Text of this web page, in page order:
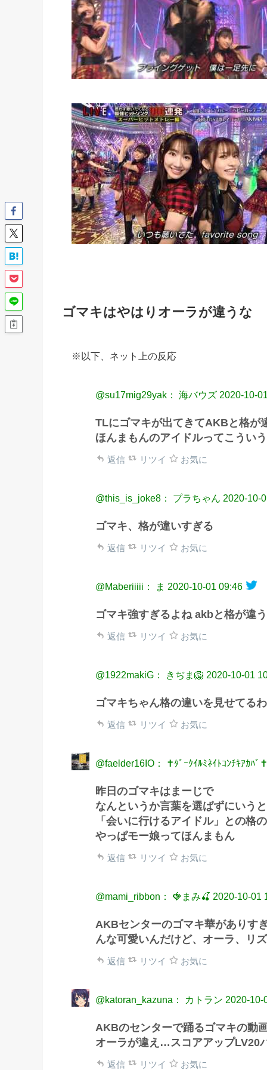
ゴマキはやはりオーラが違うな
※以下、ネット上の反応
@su17mig29yak： 海バウズ 2020-10-
TLにゴマキが出てきてAKBと格が
ほんまもんのアイドルってこうい
返信 リツイ お気に
@this_is_joke8： プラちゃん 2020-10-
ゴマキ、格が違いすぎる
返信 リツイ お気に
@Maberiiiii： ま 2020-10-01 09:46
ゴマキ強すぎるよね akbと格が違う
返信 リツイ お気に
@1922makiG： きぢま🦁 2020-10-01
ゴマキちゃん格の違いを見せて
返信 リツイ お気に
@faelder16IO： ✝️ﾀﾞｰｸｲﾙﾐﾈｲﾄｺﾝﾁｷｱｶﾊﾞ✝️
昨日のゴマキはまーじで
なんというか言葉を選ばずにいうと
「会いに行けるアイドル」との格
やっぱモー娘ってほんまもん
返信 リツイ お気に
@mami_ribbon： 🍓まみ🍒 2020-10-01
AKBセンターのゴマキ華がありす
んな可愛いんだけど、オーラ、リ
返信 リツイ お気に
@katoran_kazuna： カトラン 2020-10-
AKBのセンターで踊るゴマキの動
オーラが違え…スコアアップLV20
返信 リツイ お気に